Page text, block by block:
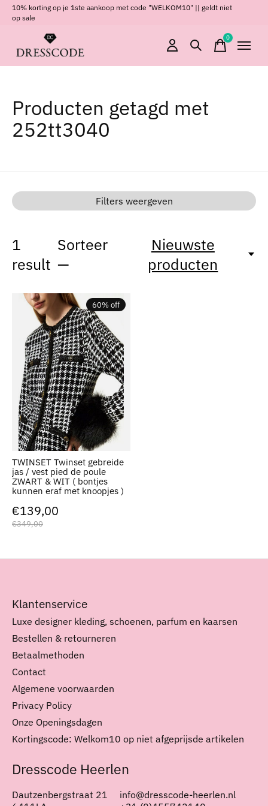
10% korting op je 1ste aankoop met code "WELKOM10" || geldt niet
op sale
0items
Producten getagd met
252tt3040
Filters weergeven
1
result
Sorteer
—
Nieuwste
producten
60% off
TWINSET Twinset gebreide
jas / vest pied de poule
ZWART & WIT ( bontjes
kunnen eraf met knoopjes )
€139,00
€349,00
Klantenservice
Luxe designer kleding, schoenen, parfum en kaarsen
Bestellen & retourneren
Betaalmethoden
Contact
Algemene voorwaarden
Privacy Policy
Onze Openingsdagen
Kortingscode: Welkom10 op niet afgeprijsde artikelen
Dresscode Heerlen
Dautzenbergstraat 21
info@dresscode-heerlen.nl